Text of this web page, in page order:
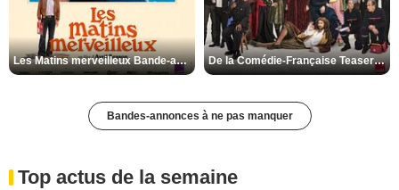
Les Matins merveilleux Bande-annonce VF De la Comédie-Française Teaser VF
Bandes-annonces à ne pas manquer
Top actus de la semaine